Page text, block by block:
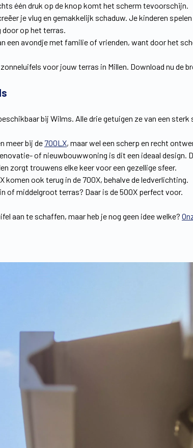
één druk op de knop komt het scherm tevoorschijn.
je vlug en gemakkelijk schaduw. Je kinderen
door op het terras.
een avondje met familie of vrienden, want door het
voor jouw terras in Millen. Download nu de
bij Wilms. Alle drie getuigen ze van een
meer bij de 700LX, maar wel een scherp en recht
of nieuwbouwwoning is dit een ideaal design.
zorgt trouwens elke keer voor een gezellige sfeer.
komen ook terug in de 700X, behalve de ledverlichting.
of middelgroot terras? Daar is de 500X perfect voor.
aan te schaffen, maar heb je nog geen idee welke?